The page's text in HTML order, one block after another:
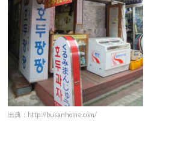
出典：http://busanhome.com/